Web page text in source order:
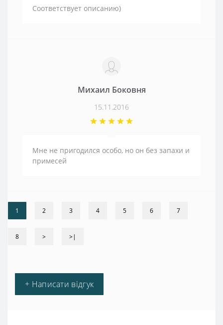
Соответствует описанию)
Михаил Боковня
15.11.2016
Мне не пригодился особо, но он без запахи и
примесей
1 2 3 4 5 6 7
8 > >|
+ Написати відгук